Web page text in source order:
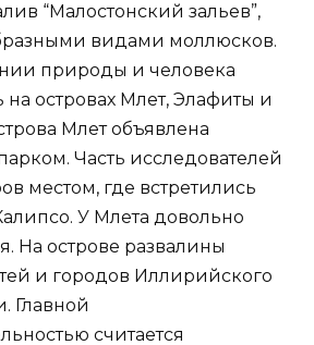
“Малостонский зальев”,
видами моллюсков.
природы и человека
на островах Млет, Элафиты и
Млет объявлена
Часть исследователей
местом, где встретились
У Млета довольно
На острове развалины
и городов Иллирийского
Главной
считается